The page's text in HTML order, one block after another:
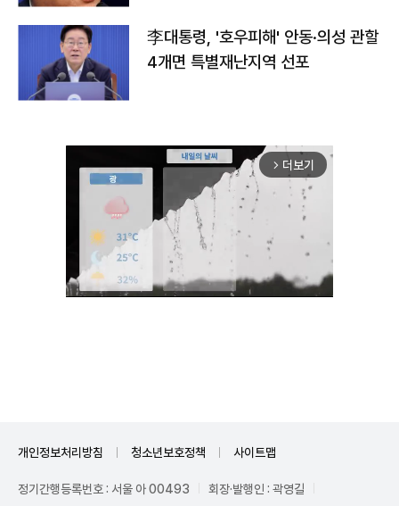
李대통령, '호우피해' 안동·의성 관할
4개면 특별재난지역 선포
arrow_forward_ios 더보기
개인정보처리방침 청소년보호정책 사이트맵
정기간행등록번호 : 서울 아 00493
회장·발행인 : 곽영길